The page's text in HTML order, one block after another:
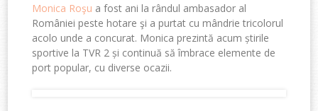
Monica Roşu a fost ani la rândul ambasador al
României peste hotare şi a purtat cu mândrie tricolorul
acolo unde a concurat. Monica prezintă acum știrile
sportive la TVR 2 și continuă să îmbrace elemente de
port popular, cu diverse ocazii.